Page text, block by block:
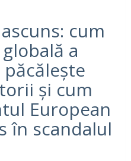
cum
a
și cum
European
în scandalul